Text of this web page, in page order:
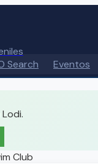
Search Eventos
Club